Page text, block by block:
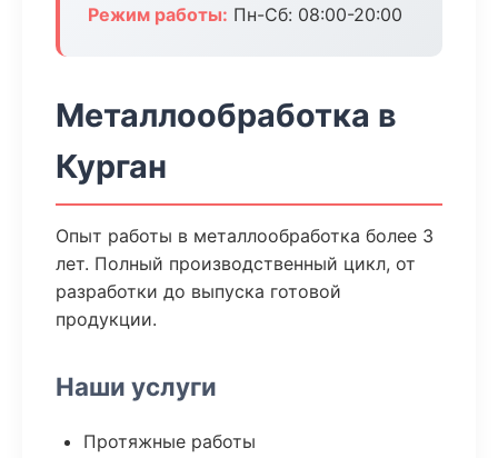
Режим работы: Пн-Сб: 08:00-20:00
Металлообработка в
Курган
Опыт работы в металлообработка более 3
лет. Полный производственный цикл, от
разработки до выпуска готовой
продукции.
Наши услуги
Протяжные работы